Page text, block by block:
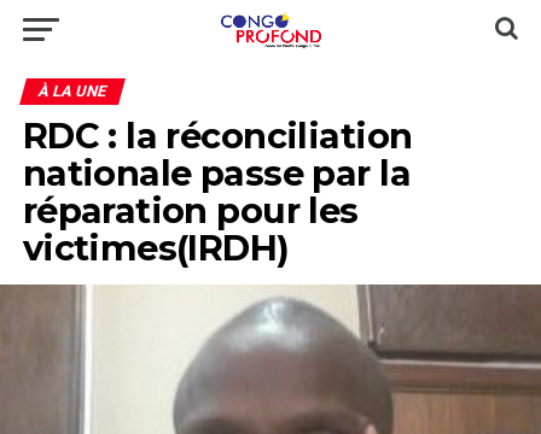
À LA UNE
RDC : la réconciliation
nationale passe par la
réparation pour les
victimes(IRDH)